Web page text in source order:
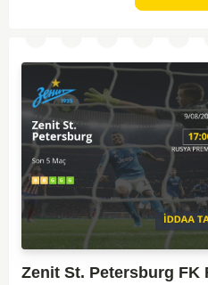
Zenit St. Petersburg FK